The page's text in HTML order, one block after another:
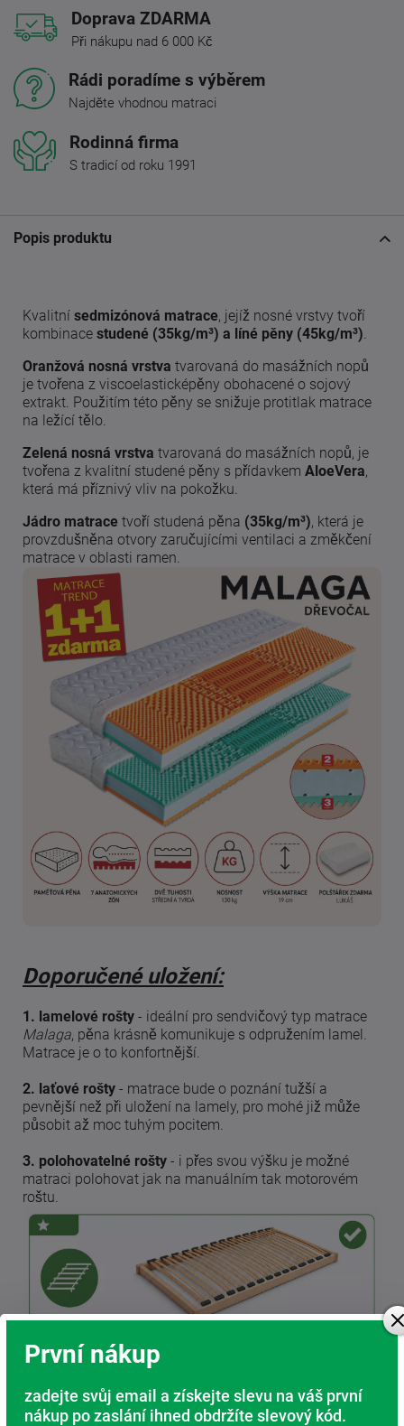
Doprava ZDARMA
Při nákupu nad 6 000 Kč
Rádi poradíme s výběrem
Najděte vhodnou matraci
Rodinná firma
S tradicí od roku 1991
Popis produktu
Kvalitní sedmizónová matrace, jejíž nosné vrstvy tvoří
kombinace studené (35kg/m³) a líné pěny (45kg/m³).
Oranžová nosná vrstva tvarovaná do masážních nopů
je tvořena z viscoelasticképěny obohacené o sojový
extrakt. Použitím této pěny se snižuje protitlak matrace
na ležící tělo.
Zelená nosná vrstva tvarovaná do masážních nopů, je
tvořena z kvalitní studené pěny s přídavkem AloeVera,
která má příznivý vliv na pokožku.
Jádro matrace tvoří studená pěna (35kg/m³), která je
provzdušněna otvory zaručujícími ventilaci a změkčení
matrace v oblasti ramen.
Doporučené uložení:
1. lamelové rošty - ideální pro sendvičový typ matrace
Malaga, pěna krásně komunikuje s odpružením lamel.
Matrace je o to konfortnější.
2. laťové rošty - matrace bude o poznání tužší a
pevnější než při uložení na lamely, pro mohé již může
působit až moc tuhým pocitem.
3. polohovatelné rošty - i přes svou výšku je možné
matraci polohovat jak na manuálním tak motorovém
roštu.
První nákup
zadejte svůj email a získejte slevu na váš první
nákup po zaslání ihned obdržíte slevový kód.